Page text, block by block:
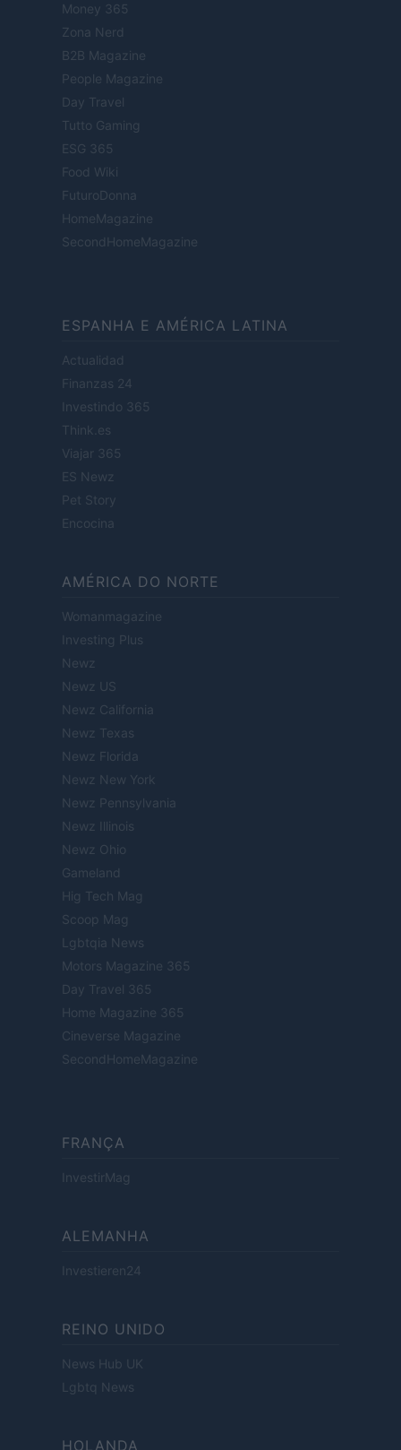
Money 365
Zona Nerd
B2B Magazine
People Magazine
Day Travel
Tutto Gaming
ESG 365
Food Wiki
FuturoDonna
HomeMagazine
SecondHomeMagazine
ESPANHA E AMÉRICA LATINA
Actualidad
Finanzas 24
Investindo 365
Think.es
Viajar 365
ES Newz
Pet Story
Encocina
AMÉRICA DO NORTE
Womanmagazine
Investing Plus
Newz
Newz US
Newz California
Newz Texas
Newz Florida
Newz New York
Newz Pennsylvania
Newz Illinois
Newz Ohio
Gameland
Hig Tech Mag
Scoop Mag
Lgbtqia News
Motors Magazine 365
Day Travel 365
Home Magazine 365
Cineverse Magazine
SecondHomeMagazine
FRANÇA
InvestirMag
ALEMANHA
Investieren24
REINO UNIDO
News Hub UK
Lgbtq News
HOLANDA